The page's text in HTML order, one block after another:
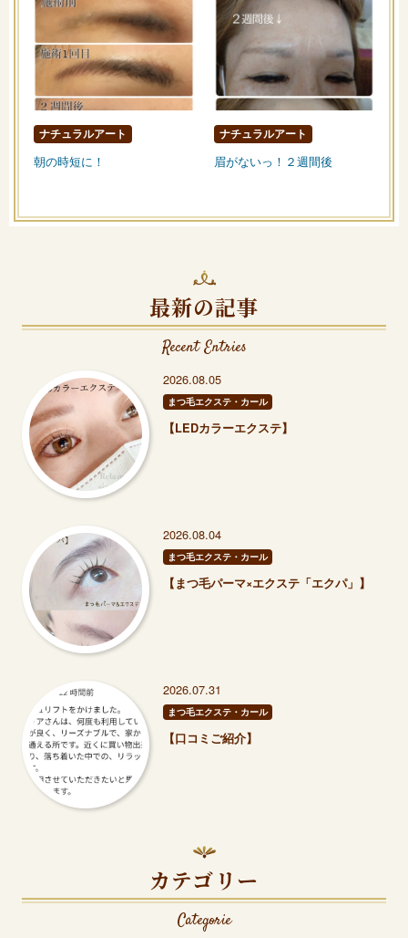
ナチュラルアート
朝の時短に！
ナチュラルアート
眉がないっ！２週間後
最新の記事
Recent Entries
2026.08.05
まつ毛エクステ・カール
【LEDカラーエクステ】
2026.08.04
まつ毛エクステ・カール
【まつ毛パーマ×エクステ「エクパ」】
2026.07.31
まつ毛エクステ・カール
【口コミご紹介】
カテゴリー
Categorie